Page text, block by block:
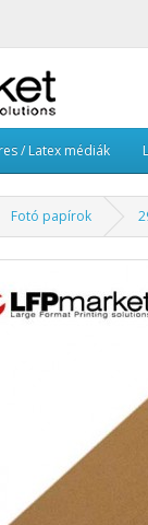
/ Latex médiák
Fotó papírok